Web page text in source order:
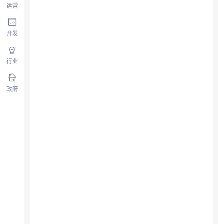
运营
开发
行业
政府